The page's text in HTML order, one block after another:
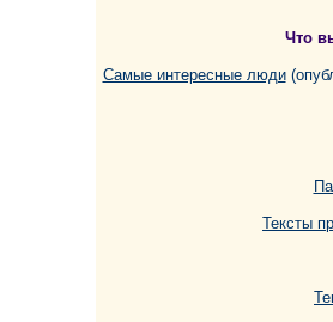
Что
Cамые интересные люди
Тексты